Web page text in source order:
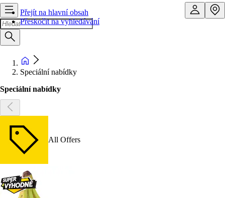
Přejít na hlavní obsah
Přeskočit na vyhledávání
Speciální nabídky
Speciální nabídky
All Offers